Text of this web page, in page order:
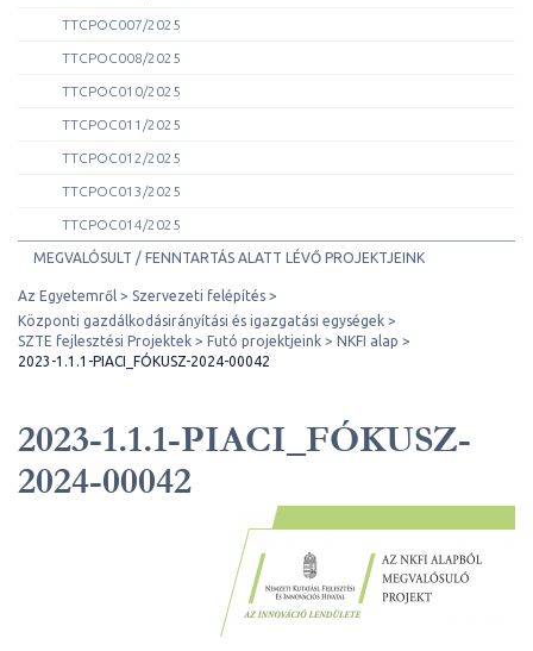
TTCPOC007/2025
TTCPOC008/2025
TTCPOC010/2025
TTCPOC011/2025
TTCPOC012/2025
TTCPOC013/2025
TTCPOC014/2025
MEGVALÓSULT / FENNTARTÁS ALATT LÉVŐ PROJEKTJEINK
Az Egyetemről
Szervezeti felépítés
Központi gazdálkodásirányítási és igazgatási egységek
SZTE fejlesztési Projektek
Futó projektjeink
NKFI alap
2023-1.1.1-PIACI_FÓKUSZ-2024-00042
2023-1.1.1-PIACI_FÓKUSZ-
2024-00042